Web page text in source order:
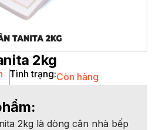
2kg
Tình trạng:Còn hàng
2kg là dòng cân nhà bếp